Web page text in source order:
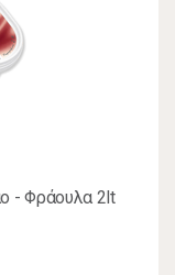
- Φράουλα 2lt